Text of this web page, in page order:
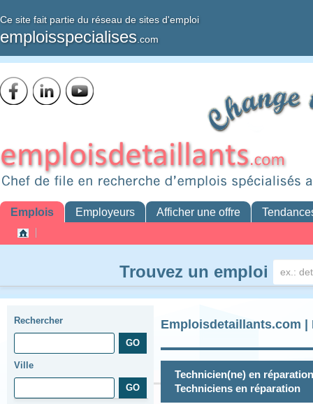
Ce site fait partie du réseau de sites d'emploi
emploisspecialises .com
Emplois Employeurs Afficher une offre
Trouvez un emploi
Rechercher
Ville
Emploisdetaillants.com |
Technicien(ne) en
Techniciens en réparation